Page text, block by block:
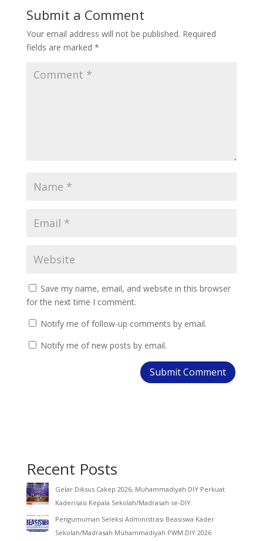
Submit a Comment
Your email address will not be published. Required
fields are marked *
Save my name, email, and website in this browser
for the next time I comment.
Notify me of follow-up comments by email.
Notify me of new posts by email.
Recent Posts
Gelar Diksus Cakep 2026, Muhammadiyah DIY Perkuat
Kaderisasi Kepala Sekolah/Madrasah se-DIY
Pengumuman Seleksi Administrasi Beasiswa Kader
Sekolah/Madrasah Muhammadiyah PWM DIY 2026